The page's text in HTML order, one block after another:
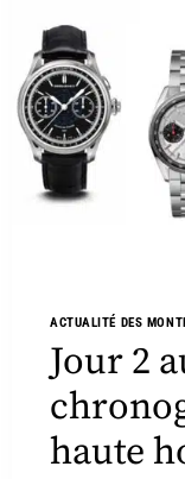
ACTUALITÉ DES
Jour 2
haute